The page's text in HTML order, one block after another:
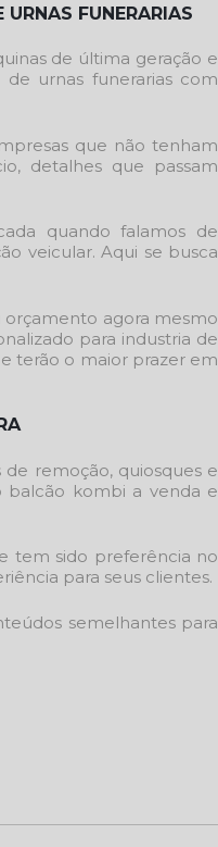
FUNERARIAS
de última geração e
de urnas funerariascom
que não tenham
detalhes que passam
quando falamos de
veicular. Aqui se busca
orçamento agora mesmo
para industria de
terão o maior prazer em
remoção, quiosques e
balcão kombi a venda e
tem sido preferência no
para seus clientes.
semelhantes para